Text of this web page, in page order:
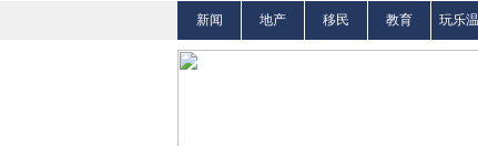
新闻 地产 移民 教育 玩乐